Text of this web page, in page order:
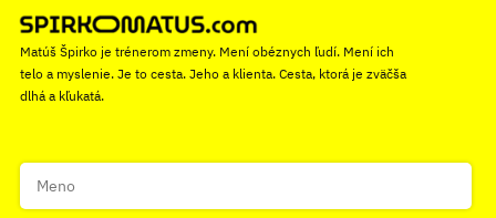
Matúš Špirko je trénerom zmeny. Mení obéznych ľudí. Mení ich
telo a myslenie. Je to cesta. Jeho a klienta. Cesta, ktorá je zväčša
dlhá a kľukatá.